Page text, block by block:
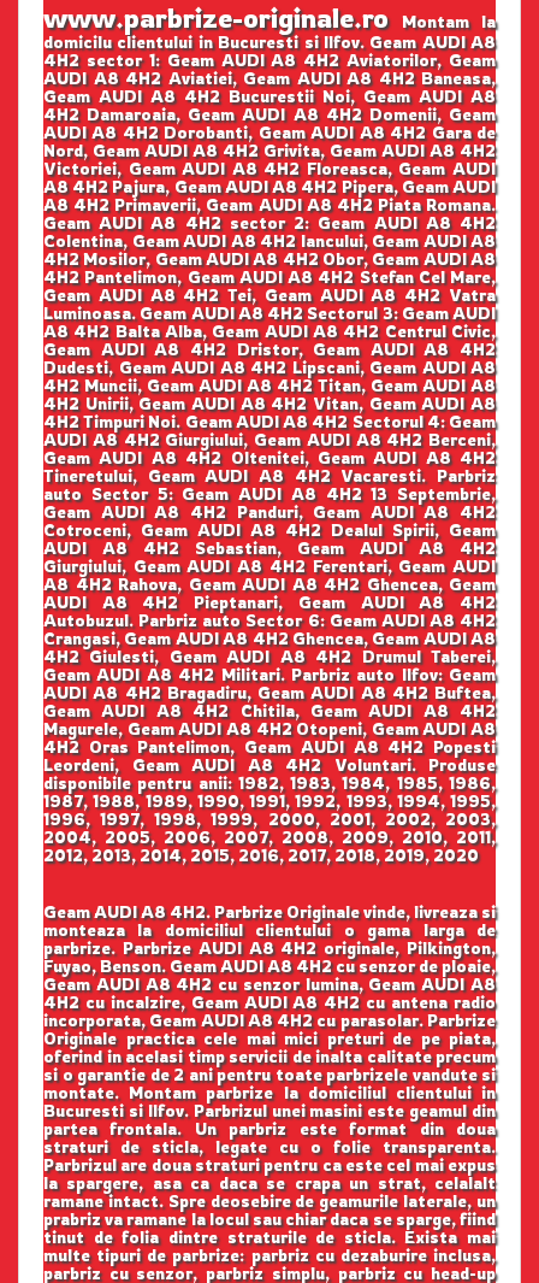
www.parbrize-originale.roMontam la
domicilu clientului in Bucuresti si Ilfov. Geam AUDI A8
4H2 sector 1: Geam AUDI A8 4H2 Aviatorilor, Geam
AUDI A8 4H2 Aviatiei, Geam AUDI A8 4H2 Baneasa,
Geam AUDI A8 4H2 Bucurestii Noi, Geam AUDI A8
4H2 Damaroaia, Geam AUDI A8 4H2 Domenii, Geam
AUDI A8 4H2 Dorobanti, Geam AUDI A8 4H2 Gara de
Nord, Geam AUDI A8 4H2 Grivita, Geam AUDI A8 4H2
Victoriei, Geam AUDI A8 4H2 Floreasca, Geam AUDI
A8 4H2 Pajura, Geam AUDI A8 4H2 Pipera, Geam AUDI
A8 4H2 Primaverii, Geam AUDI A8 4H2 Piata Romana.
Geam AUDI A8 4H2 sector 2: Geam AUDI A8 4H2
Colentina, Geam AUDI A8 4H2 Iancului, Geam AUDI A8
4H2 Mosilor, Geam AUDI A8 4H2 Obor, Geam AUDI A8
4H2 Pantelimon, Geam AUDI A8 4H2 Stefan Cel Mare,
Geam AUDI A8 4H2 Tei, Geam AUDI A8 4H2 Vatra
Luminoasa. Geam AUDI A8 4H2 Sectorul 3: Geam AUDI
A8 4H2 Balta Alba, Geam AUDI A8 4H2 Centrul Civic,
Geam AUDI A8 4H2 Dristor, Geam AUDI A8 4H2
Dudesti, Geam AUDI A8 4H2 Lipscani, Geam AUDI A8
4H2 Muncii, Geam AUDI A8 4H2 Titan, Geam AUDI A8
4H2 Unirii, Geam AUDI A8 4H2 Vitan, Geam AUDI A8
4H2 Timpuri Noi. Geam AUDI A8 4H2 Sectorul 4: Geam
AUDI A8 4H2 Giurgiului, Geam AUDI A8 4H2 Berceni,
Geam AUDI A8 4H2 Oltenitei, Geam AUDI A8 4H2
Tineretului, Geam AUDI A8 4H2 Vacaresti. Parbriz
auto Sector 5: Geam AUDI A8 4H2 13 Septembrie,
Geam AUDI A8 4H2 Panduri, Geam AUDI A8 4H2
Cotroceni, Geam AUDI A8 4H2 Dealul Spirii, Geam
AUDI A8 4H2 Sebastian, Geam AUDI A8 4H2
Giurgiului, Geam AUDI A8 4H2 Ferentari, Geam AUDI
A8 4H2 Rahova, Geam AUDI A8 4H2 Ghencea, Geam
AUDI A8 4H2 Pieptanari, Geam AUDI A8 4H2
Autobuzul. Parbriz auto Sector 6: Geam AUDI A8 4H2
Crangasi, Geam AUDI A8 4H2 Ghencea, Geam AUDI A8
4H2 Giulesti, Geam AUDI A8 4H2 Drumul Taberei,
Geam AUDI A8 4H2 Militari. Parbriz auto Ilfov: Geam
AUDI A8 4H2 Bragadiru, Geam AUDI A8 4H2 Buftea,
Geam AUDI A8 4H2 Chitila, Geam AUDI A8 4H2
Magurele, Geam AUDI A8 4H2 Otopeni, Geam AUDI A8
4H2 Oras Pantelimon, Geam AUDI A8 4H2 Popesti
Leordeni, Geam AUDI A8 4H2 Voluntari. Produse
disponibile pentru anii: 1982, 1983, 1984, 1985, 1986,
1987, 1988, 1989, 1990, 1991, 1992, 1993, 1994, 1995,
1996, 1997, 1998, 1999, 2000, 2001, 2002, 2003,
2004, 2005, 2006, 2007, 2008, 2009, 2010, 2011,
2012, 2013, 2014, 2015, 2016, 2017, 2018, 2019, 2020
Geam AUDI A8 4H2. Parbrize Originale vinde, livreaza si
monteaza la domiciliul clientului o gama larga de
parbrize. Parbrize AUDI A8 4H2 originale, Pilkington,
Fuyao, Benson. Geam AUDI A8 4H2 cu senzor de ploaie,
Geam AUDI A8 4H2 cu senzor lumina, Geam AUDI A8
4H2 cu incalzire, Geam AUDI A8 4H2 cu antena radio
incorporata, Geam AUDI A8 4H2 cu parasolar. Parbrize
Originale practica cele mai mici preturi de pe piata,
oferind in acelasi timp servicii de inalta calitate precum
si o garantie de 2 ani pentru toate parbrizele vandute si
montate. Montam parbrize la domiciliul clientului in
Bucuresti si Ilfov. Parbrizul unei masini este geamul din
partea frontala. Un parbriz este format din doua
straturi de sticla, legate cu o folie transparenta.
Parbrizul are doua straturi pentru ca este cel mai expus
la spargere, asa ca daca se crapa un strat, celalalt
ramane intact. Spre deosebire de geamurile laterale, un
prabriz va ramane la locul sau chiar daca se sparge, fiind
tinut de folia dintre straturile de sticla. Exista mai
multe tipuri de parbrize: parbriz cu dezaburire inclusa,
parbriz cu senzor, parbriz simplu, parbriz cu head-up